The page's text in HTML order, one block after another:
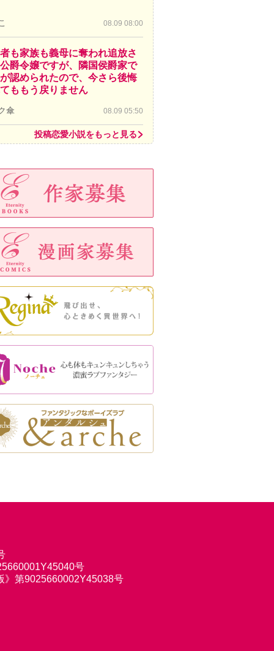
08.09 08:00
も家族も義母に奪われ追放さ
爵令嬢ですが、隣国侯爵家で
認められたので、今さら後悔
ももう戻りません
傘 08.09 05:50
投稿恋愛小説をもっと見る
号
第9025660002Y45038号